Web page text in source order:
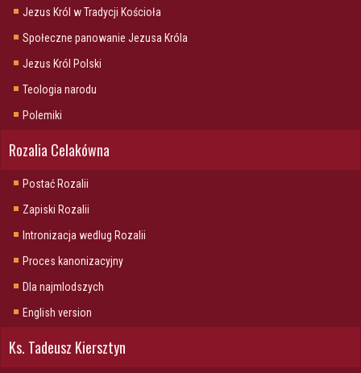
Jezus Król w Tradycji Kościoła
Społeczne panowanie Jezusa Króla
Jezus Król Polski
Teologia narodu
Polemiki
Rozalia Celakówna
Postać Rozalii
Zapiski Rozalii
Intronizacja wedlug Rozalii
Proces kanonizacyjny
Dla najmlodszych
English version
Ks. Tadeusz Kiersztyn